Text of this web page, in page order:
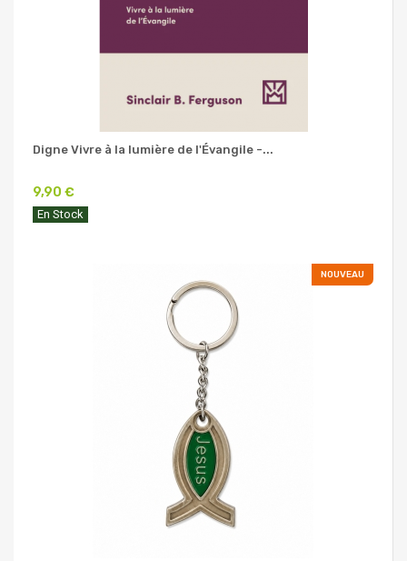
Digne Vivre à la lumière de l'Évangile -...
9,90 €
En Stock
NOUVEAU